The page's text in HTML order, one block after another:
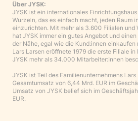
Über JYSK:
JYSK ist ein internationales
Wurzeln, das es einfach macht, jeden Raum
einzurichten. Mit mehr als 3.600 Filialen und
hat JYSK immer ein gutes Angebot und
der Nähe, egal wie die Kund:innen einkaufen
Lars Larsen eröffnete 1979 die erste Filiale
JYSK mehr als 34.000 Mitarbeiter:innen
JYSK ist Teil des Familienunternehmens
Gesamtumsatz von 6,44 Mrd. EUR im
Umsatz von JYSK belief sich im
EUR.